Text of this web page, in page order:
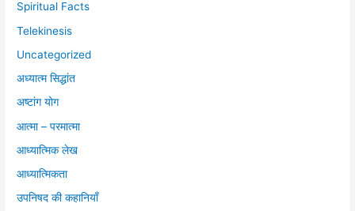
Spiritual Facts
Telekinesis
Uncategorized
अध्यात्म सिद्धांत
अष्टांग योग
आत्मा – परमात्मा
आध्यात्मिक लेख
आध्यात्मिकता
उपनिषद की कहानियाँ